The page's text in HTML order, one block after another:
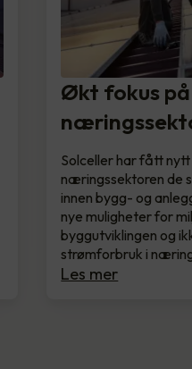
Økt fokus
Solceller har fått nytt
næringssektoren de
innen bygg- og
nye muligheter for
byggutviklingen og
strømforbruk i
Les mer